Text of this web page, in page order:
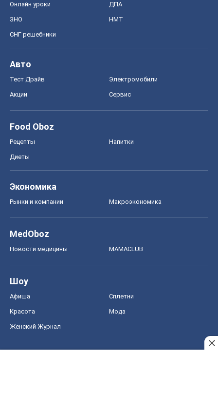
Онлайн уроки ДПА
ЗНО НМТ
СНГ решебники
Авто
Тест Драйв Электромобили
Акции Сервис
Food Oboz
Рецепты Напитки
Диеты
Экономика
Рынки и компании Mакроэкономика
MedOboz
Новости медицины MAMACLUB
Шоу
Афиша Сплетни
Красота Мода
Женский Журнал